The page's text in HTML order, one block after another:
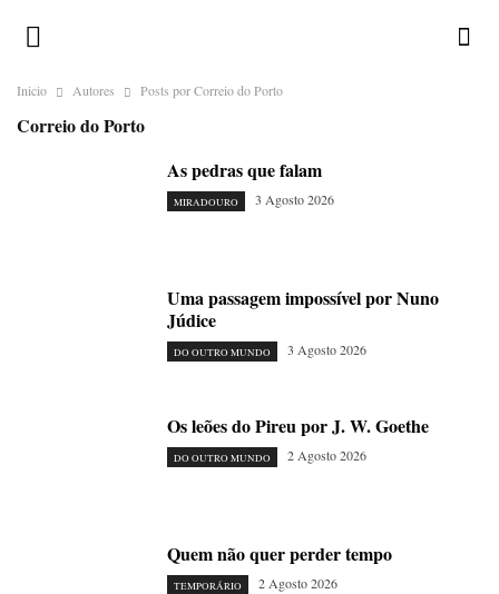
Inicio Autores Posts por Correio do Porto
Correio do Porto
As pedras que falam
MIRADOURO 3 Agosto 2026
Uma passagem impossível por Nuno
Júdice
DO OUTRO MUNDO 3 Agosto 2026
Os leões do Pireu por J. W. Goethe
DO OUTRO MUNDO 2 Agosto 2026
Quem não quer perder tempo
TEMPORÁRIO 2 Agosto 2026